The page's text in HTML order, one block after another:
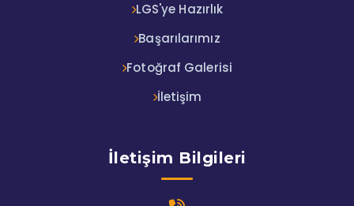
LGS'ye Hazırlık
Başarılarımız
Fotoğraf Galerisi
İletişim
İletişim Bilgileri